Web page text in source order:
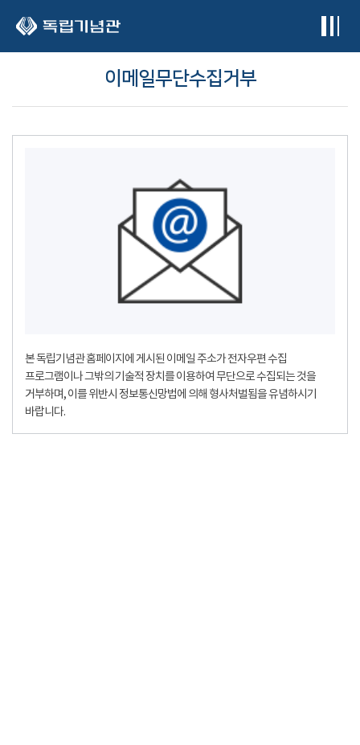
이메일무단수집거부
본 독립기념관 홈페이지에 게시된 이메일 주소가 전자우편 수집
프로그램이나 그밖의 기술적 장치를 이용하여 무단으로 수집되는 것을
거부하며, 이를 위반시 정보통신망법에 의해 형사처벌됨을 유념하시기
바랍니다.